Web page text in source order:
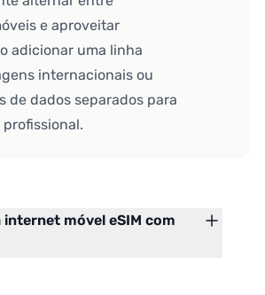
e aproveitar
adicionar uma linha
internacionais ou
de dados separados para
profissional.
internet móvel eSIM com